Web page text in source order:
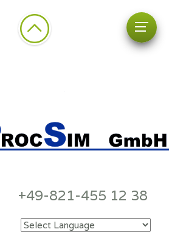
+49-821-455 12 38